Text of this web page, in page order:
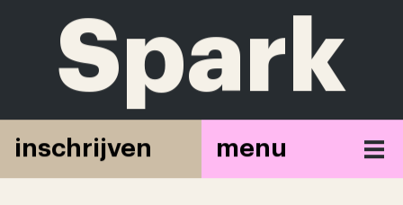
Spark
menu
inschrijven
naar nieuwsoverzicht